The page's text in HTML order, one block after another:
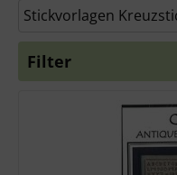
Stricknadeln
Knüpfpackungen
Stickvorlagen
Filter